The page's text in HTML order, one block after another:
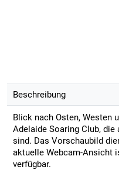
Beschreibung
Blick nach Osten, Westen
Adelaide Soaring Club,
sind. Das Vorschaubild
aktuelle Webcam-Ansicht
verfügbar.